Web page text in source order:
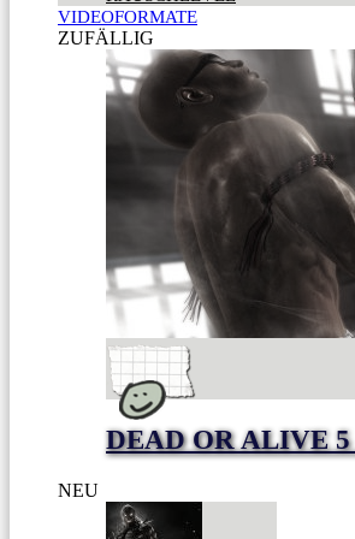
VIDEOFORMATE
ZUFÄLLIG
DEAD OR ALIVE
NEU